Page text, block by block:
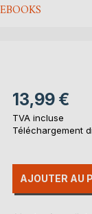
13,99 €
TVA incluse
Téléchargement
AJOUTER AU